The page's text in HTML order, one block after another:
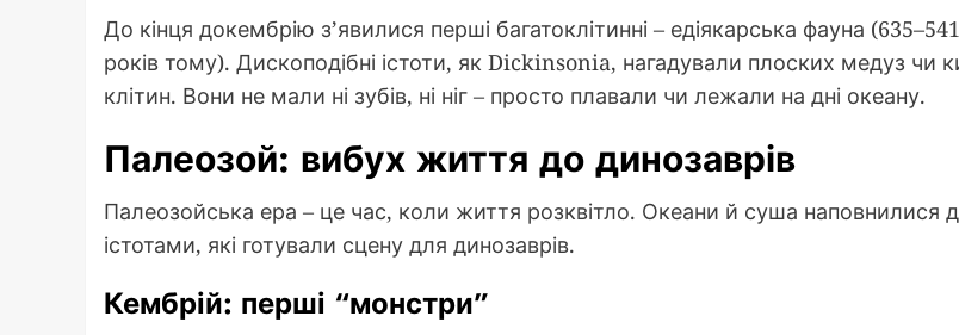
До кінця докембрію з’явилися перші багатоклітинні – едіякарська фауна
років тому). Дископодібні істоти, як Dickinsonia, нагадували плоских медуз чи
клітин. Вони не мали ні зубів, ні ніг – просто плавали чи лежали на дні океану.
Палеозой: вибух життя до динозаврів
Палеозойська ера – це час, коли життя розквітло. Океани й суша наповнилися
істотами, які готували сцену для динозаврів.
Кембрій: перші “монстри”